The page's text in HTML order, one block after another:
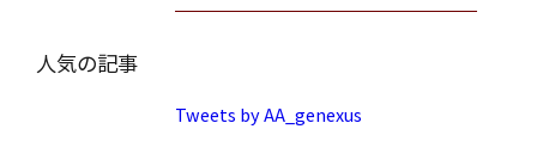
人気の記事
Tweets by AA_genexus